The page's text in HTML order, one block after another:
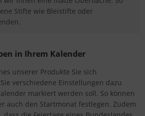
Stifte wie Bleistifte oder
in Ihrem Kalender
unserer Produkte Sie sich
verschiedene Einstellungen dazu
markiert werden soll. So können
auch den Startmonat festlegen. Zudem